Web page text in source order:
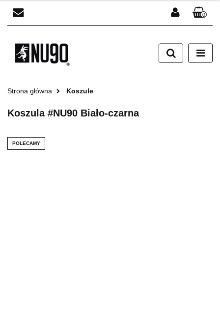
Zarejestruj się
0
Strona główna Koszule
Koszula #NU90 Biało-czarna
POLECAMY